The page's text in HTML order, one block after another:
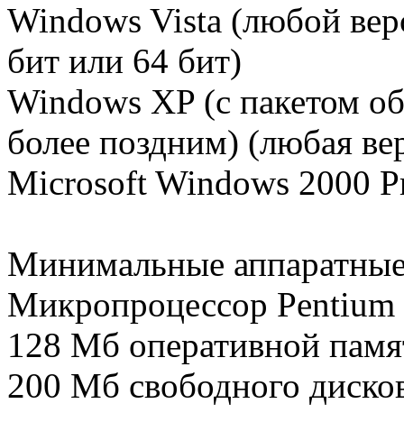
Windows Vista (любой
бит или 64 бит)
Windows XP (с пакетом
более поздним) (любая
Microsoft Windows 2000
Минимальные
Микропроцессор Pentium
128 Мб оперативной
200 Мб свободного